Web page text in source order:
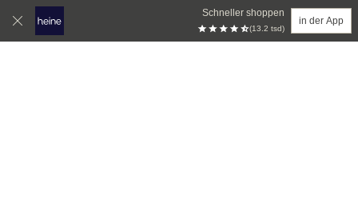
Schneller shoppen
(13.2 tsd)
in der App